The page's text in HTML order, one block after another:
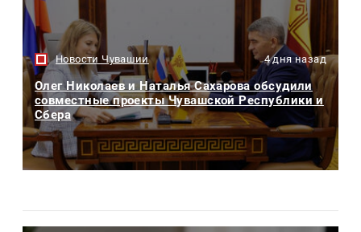
Новости Чувашии 4 дня назад
Олег Николаев и Наталья Сахарова обсудили
совместные проекты Чувашской Республики и
Сбера